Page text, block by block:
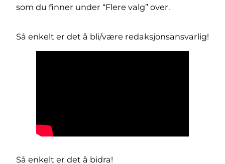
som du finner under “Flere valg” over.
Så enkelt er det å bli/være redaksjonsansvarlig!
Så enkelt er det å bidra!